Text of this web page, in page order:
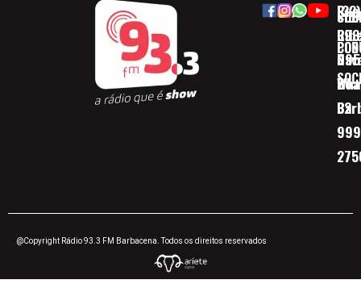
(32)
32
@Copyright Rádio 93.3 FM Barbacena. Todos os direitos reservados